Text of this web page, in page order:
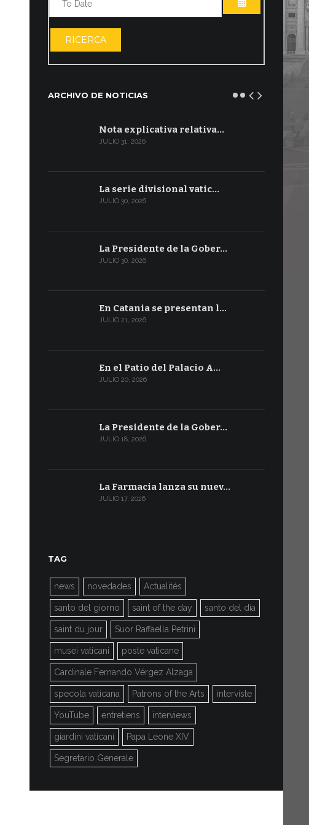
ABRIR EL
RICERCA
ARCHIVO DE NOTICIAS
Nota explicativa relativa…
JULIO 31, 2026
La serie divisional vatic…
JULIO 30, 2026
La Presidente de la Gober…
JULIO 30, 2026
En Catania se presentan l…
JULIO 21, 2026
En el Patio del Palacio A…
JULIO 20, 2026
La Presidente de la Gober…
JULIO 18, 2026
La Farmacia lanza su nuev…
JULIO 17, 2026
TAG
news novedades Actualités
santo del giorno saint of the day santo del día
saint du jour Suor Raffaella Petrini
musei vaticani poste vaticane
Cardinale Fernando Vérgez Alzaga
specola vaticana Patrons of the Arts interviste
YouTube entretiens interviews
giardini vaticani Papa Leone XIV
Segretario Generale